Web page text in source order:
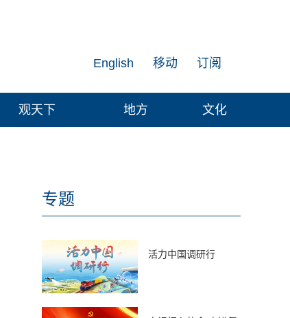
订阅
移动
English
观天下 地方 文化
专题
活力中国调研行